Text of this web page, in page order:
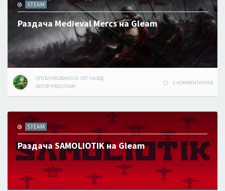
STEAM
Раздача Medieval Mercs на Gleam
ОПУБЛИКОВАНО 10 ЛЕТНАЗАД
АВТОР:FREESTEAM
2 КОММЕНТАРИЕВ
STEAM
Раздача SAMOLIOTIK на Gleam